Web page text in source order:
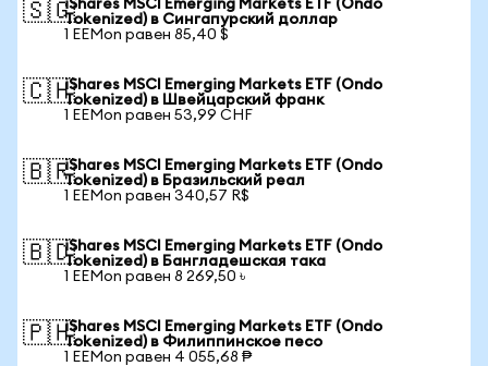
🇸🇬iShares MSCI Emerging Markets ETF (Ondo
Tokenized) в Сингапурский доллар
1 EEMon равен 85,40 $
🇨🇭iShares MSCI Emerging Markets ETF (Ondo
Tokenized) в Швейцарский франк
1 EEMon равен 53,99 CHF
🇧🇷iShares MSCI Emerging Markets ETF (Ondo
Tokenized) в Бразильский реал
1 EEMon равен 340,57 R$
🇧🇩iShares MSCI Emerging Markets ETF (Ondo
Tokenized) в Бангладешская така
1 EEMon равен 8 269,50 ৳
🇵🇭iShares MSCI Emerging Markets ETF (Ondo
Tokenized) в Филиппинское песо
1 EEMon равен 4 055,68 ₱